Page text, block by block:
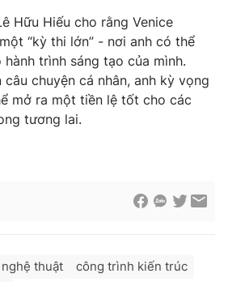
Hữu Hiếu cho rằng Venice
“kỳ thi lớn” - nơi anh có thể
trình sáng tạo của mình.
chuyện cá nhân, anh kỳ vọng
mở ra một tiền lệ tốt cho các
tương lai.
thuật
công trình kiến trúc